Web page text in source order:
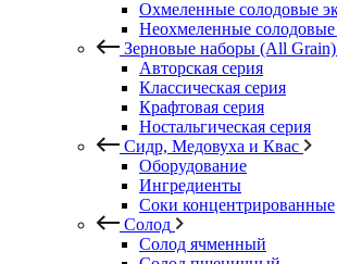
Охмеленные солодовые
Неохмеленные солодовые
Зерновые наборы (All Grain)
Авторская серия
Классическая серия
Крафтовая серия
Ностальгическая серия
Сидр, Медовуха и Квас
Оборудование
Ингредиенты
Соки концентрированные
Солод
Солод ячменный